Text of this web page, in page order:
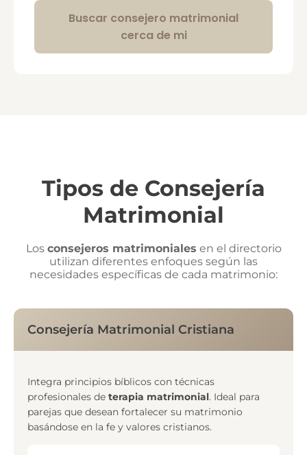
Buscar consejero matrimonial
cerca de mi
Tipos de Consejería
Matrimonial
Los consejeros matrimoniales en el directorio
utilizan diferentes enfoques según las
necesidades específicas de cada matrimonio:
Consejería Matrimonial Cristiana
Integra principios bíblicos con técnicas
profesionales de terapia matrimonial. Ideal para
parejas que desean fortalecer su matrimonio
basándose en la fe y valores cristianos.